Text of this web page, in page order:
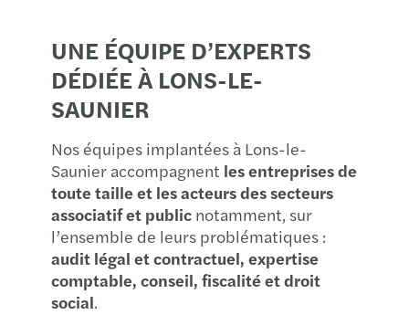
UNE ÉQUIPE D’EXPERTS
DÉDIÉE À LONS-LE-
SAUNIER
Nos équipes implantées à Lons-le-
Saunier accompagnent les entreprises de
toute taille et les acteurs des secteurs
associatif et public notamment, sur
l’ensemble de leurs problématiques :
audit légal et contractuel, expertise
comptable, conseil, fiscalité et droit
social.